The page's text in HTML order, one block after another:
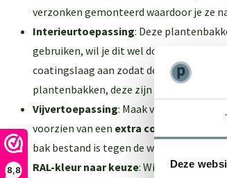
Deze
8,8
verzonken gemonteerd waardoor je ze
Interieurtoepassing: Deze
gebruiken, wil je dit wel doen? Kies dan
coatingslaag aan zodat de
plantenbakken, deze zijn standaard
Vijvertoepassing: Maak van je
voorzien van een extra coatingslaag
bak bestand is tegen de waterdruk.
RAL-kleur naar keuze: Wil je een